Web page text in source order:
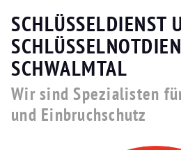
SCHLÜSSELDIENST
SCHWALMTAL
Wir sind Spezialisten
und Einbruchschutz